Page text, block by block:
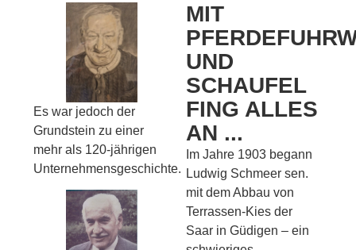
Es war jedoch der
Grundstein zu einer
mehr als 120-jährigen
Unternehmensgeschichte.
MIT
UND
SCHAUFEL
FING ALLES
AN ...
Im Jahre 1903 begann
Ludwig Schmeer sen.
mit dem Abbau von
Terrassen-Kies der
Saar in Güdigen – ein